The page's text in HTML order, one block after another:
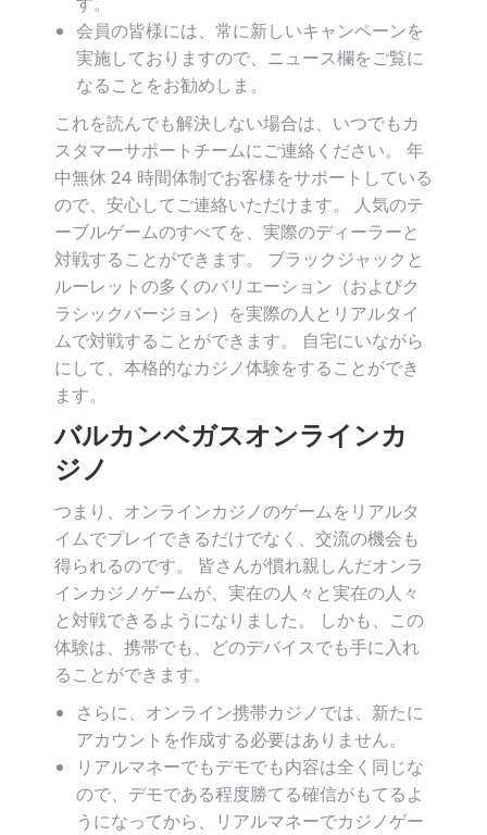
会員の皆様には、常に新しいキャンペーンを
実施しておりますので、ニュース欄をご覧に
なることをお勧めしま。
これを読んでも解決しない場合は、いつでもカ
スタマーサポートチームにご連絡ください。 年
中無休 24 時間体制でお客様をサポートしている
ので、安心してご連絡いただけます。 人気のテ
ーブルゲームのすべてを、実際のディーラーと
対戦することができます。 ブラックジャックと
ルーレットの多くのバリエーション（およびク
ラシックバージョン）を実際の人とリアルタイ
ムで対戦することができます。 自宅にいながら
にして、本格的なカジノ体験をすることができ
ます。
バルカンベガスオンラインカ
ジノ
つまり、オンラインカジノのゲームをリアルタ
イムでプレイできるだけでなく、交流の機会も
得られるのです。 皆さんが慣れ親しんだオンラ
インカジノゲームが、実在の人々と実在の人々
と対戦できるようになりました。 しかも、この
体験は、携帯でも、どのデバイスでも手に入れ
ることができます。
さらに、オンライン携帯カジノでは、新たに
アカウントを作成する必要はありません。
リアルマネーでもデモでも内容は全く同じな
ので、デモである程度勝てる確信がもてるよ
うになってから、リアルマネーでカジノゲー